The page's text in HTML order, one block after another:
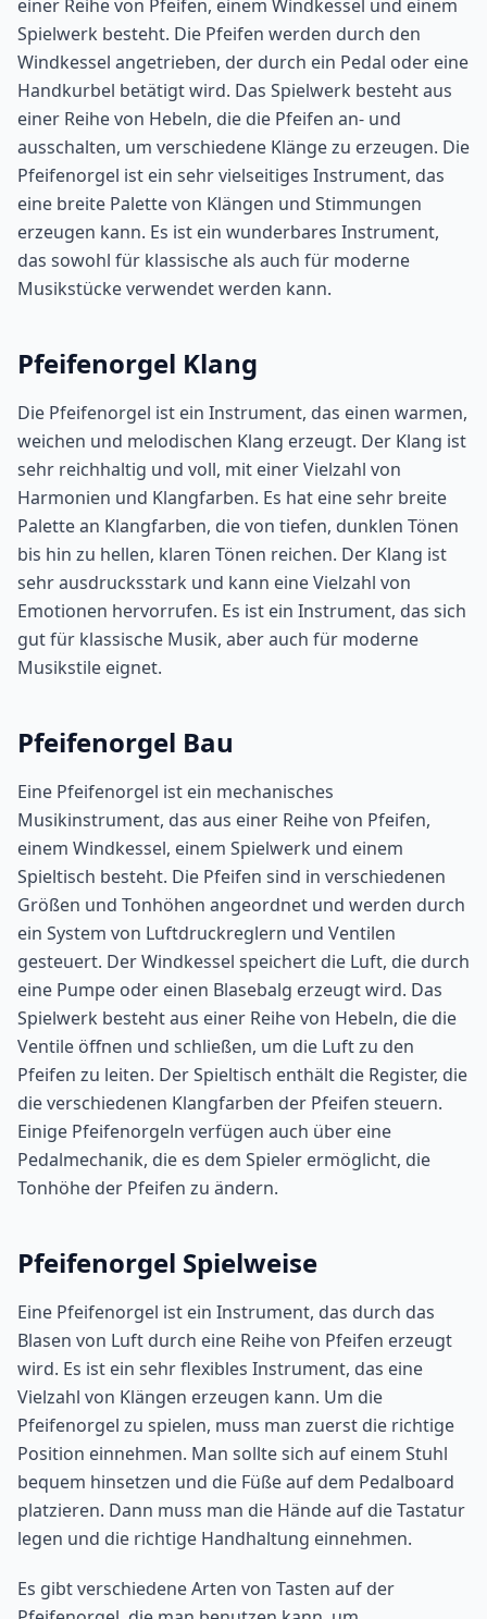
einer Reihe von Pfeifen, einem Windkessel und einem
Spielwerk besteht. Die Pfeifen werden durch den
Windkessel angetrieben, der durch ein Pedal oder eine
Handkurbel betätigt wird. Das Spielwerk besteht aus
einer Reihe von Hebeln, die die Pfeifen an- und
ausschalten, um verschiedene Klänge zu erzeugen. Die
Pfeifenorgel ist ein sehr vielseitiges Instrument, das
eine breite Palette von Klängen und Stimmungen
erzeugen kann. Es ist ein wunderbares Instrument,
das sowohl für klassische als auch für moderne
Musikstücke verwendet werden kann.
Pfeifenorgel Klang
Die Pfeifenorgel ist ein Instrument, das einen warmen,
weichen und melodischen Klang erzeugt. Der Klang ist
sehr reichhaltig und voll, mit einer Vielzahl von
Harmonien und Klangfarben. Es hat eine sehr breite
Palette an Klangfarben, die von tiefen, dunklen Tönen
bis hin zu hellen, klaren Tönen reichen. Der Klang ist
sehr ausdrucksstark und kann eine Vielzahl von
Emotionen hervorrufen. Es ist ein Instrument, das sich
gut für klassische Musik, aber auch für moderne
Musikstile eignet.
Pfeifenorgel Bau
Eine Pfeifenorgel ist ein mechanisches
Musikinstrument, das aus einer Reihe von Pfeifen,
einem Windkessel, einem Spielwerk und einem
Spieltisch besteht. Die Pfeifen sind in verschiedenen
Größen und Tonhöhen angeordnet und werden durch
ein System von Luftdruckreglern und Ventilen
gesteuert. Der Windkessel speichert die Luft, die durch
eine Pumpe oder einen Blasebalg erzeugt wird. Das
Spielwerk besteht aus einer Reihe von Hebeln, die die
Ventile öffnen und schließen, um die Luft zu den
Pfeifen zu leiten. Der Spieltisch enthält die Register, die
die verschiedenen Klangfarben der Pfeifen steuern.
Einige Pfeifenorgeln verfügen auch über eine
Pedalmechanik, die es dem Spieler ermöglicht, die
Tonhöhe der Pfeifen zu ändern.
Pfeifenorgel Spielweise
Eine Pfeifenorgel ist ein Instrument, das durch das
Blasen von Luft durch eine Reihe von Pfeifen erzeugt
wird. Es ist ein sehr flexibles Instrument, das eine
Vielzahl von Klängen erzeugen kann. Um die
Pfeifenorgel zu spielen, muss man zuerst die richtige
Position einnehmen. Man sollte sich auf einem Stuhl
bequem hinsetzen und die Füße auf dem Pedalboard
platzieren. Dann muss man die Hände auf die Tastatur
legen und die richtige Handhaltung einnehmen.
Es gibt verschiedene Arten von Tasten auf der